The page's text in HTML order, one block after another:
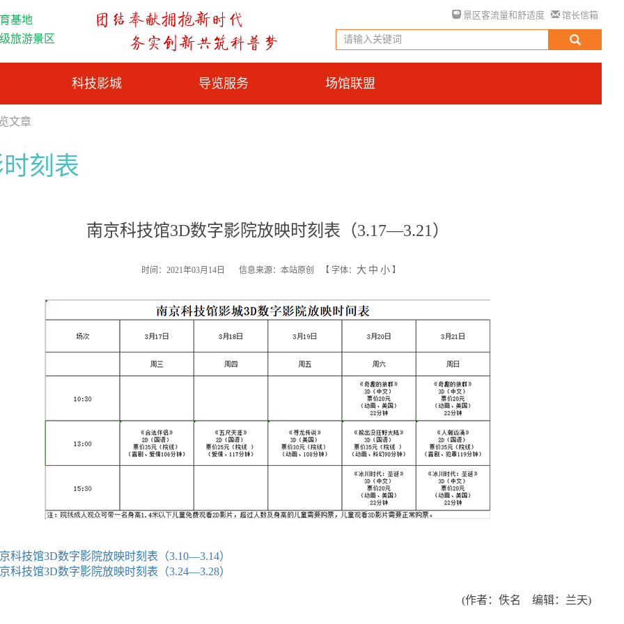
基地
旅游景区
景区客流量和舒适度 馆长信箱
科技影城 导览服务 场馆联盟
文章
刻表
南京科技馆3D数字影院放映时刻表（3.17—3.21）
时间：2021年03月14日 信息来源：本站原创 【 字体： 大 中 小 】
科技馆3D数字影院放映时刻表（3.10—3.14）
科技馆3D数字影院放映时刻表（3.24—3.28）
(作者：佚名 编辑：兰天)